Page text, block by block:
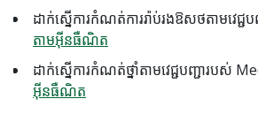
ដាក់ស្នើការកំណត់ការរ៉ាប់រងឱសថតាមវេជ្
តាមអ៊ីនធឺណិត
ដាក់ស្នើការកំណត់ថ្នាំតាមវេជ្ជបញ្ជារបស់
អ៊ីនធឺណិត